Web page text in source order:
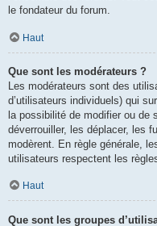
le fondateur du forum.
Haut
Que sont les modérateurs ?
Les modérateurs sont des
d’utilisateurs individuels) qui
la possibilité de modifier ou de
déverrouiller, les déplacer, les
modèrent. En règle générale,
utilisateurs respectent les
Haut
Que sont les groupes